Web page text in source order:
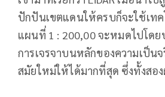
ปักปันเขตแดนให้ครบก็จะใช้เท
แผนที่ 1 : 200,00 จะหมดไปโดย
การเจรจาบนหลักของความเป็น
สมัยใหม่ให้ได้มากที่สุด ซึ่งทั้งสอ